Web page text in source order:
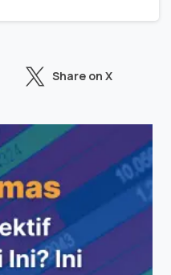
Share on X